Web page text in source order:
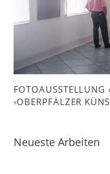
FOTOAUSSTELLUNG
›OBERPFÄLZER
Neueste Arbeiten